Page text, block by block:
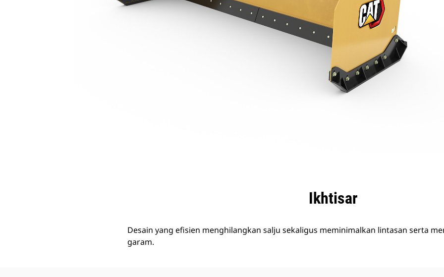
Ikhtisar
Desain yang efisien menghilangkan salju sekaligus meminimalkan lintasan serta
garam.